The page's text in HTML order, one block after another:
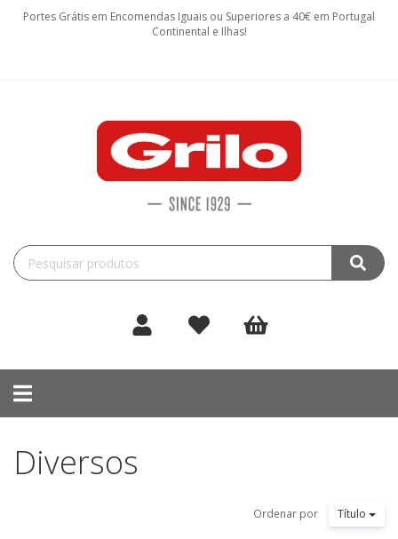
Portes Grátis em Encomendas Iguais ou Superiores a 40€ em Portugal
Continental e Ilhas!
Toggle
navigation
Diversos
Ordenar por Título